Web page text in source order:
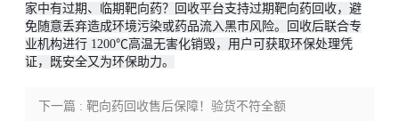
家中有过期、临期靶向药？回收平台支持过期靶向药回收，避
免随意丢弃造成环境污染或药品流入黑市风险。回收后联合专
业机构进行 1200℃高温无害化销毁，用户可获取环保处理凭
证，既安全又为环保助力。
下一篇 : 靶向药回收售后保障！验货不符全额